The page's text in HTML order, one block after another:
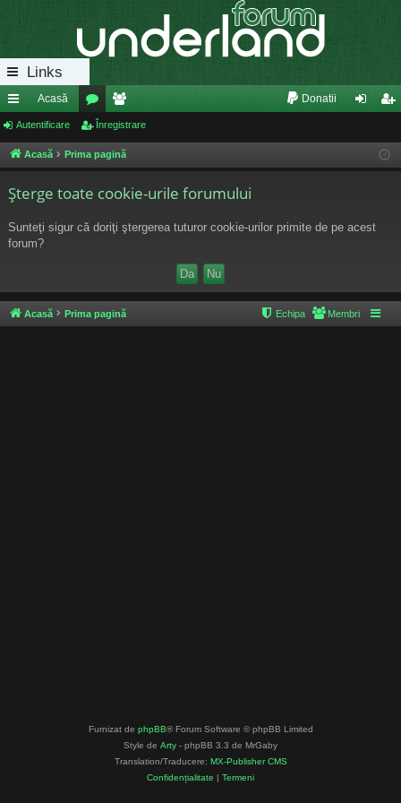
Links
eg
ăt
ra
pi
Acasă
or
u
e
m
Donatii
re
eg
Autentificare Înregistrare
Acasă Prima pagină
Şterge toate cookie-urile forumului
Sunteţi sigur că doriţi ştergerea tuturor cookie-urilor primite de pe acest
forum?
Acasă Prima pagină Membri
Echipa
Furnizat de phpBB® Forum Software © phpBB Limited
Style de Arty - phpBB 3.3 de MrGaby
Translation/Traducere: MX-Publisher CMS
Confidențialitate | Termeni